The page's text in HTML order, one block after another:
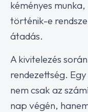
kéményes
történik-e
átadás.
A kivitelezés
rendezettség.
nem csak az
nap végén,